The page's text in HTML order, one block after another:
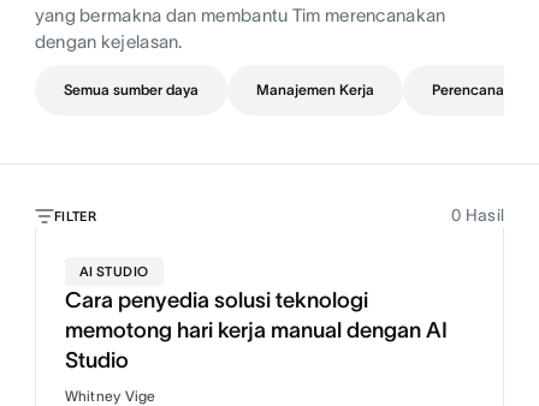
yang bermakna dan membantu Tim merencanakan
dengan kejelasan.
Semua sumber daya Manajemen Kerja Perencanaan
FILTER 0 Hasil
AI STUDIO
Cara penyedia solusi teknologi
memotong hari kerja manual dengan AI
Studio
Whitney Vige